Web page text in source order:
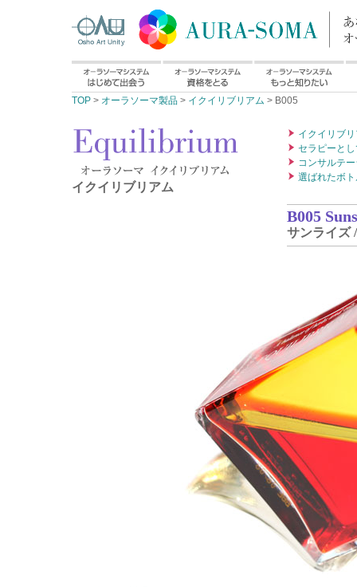
TOP > オーラソーマ製品 > イクイリブリアム > B005
イクイリブリアム
イクイリブ
セラピーと
コンサルテ
選ばれたボ
B005
サンライズ